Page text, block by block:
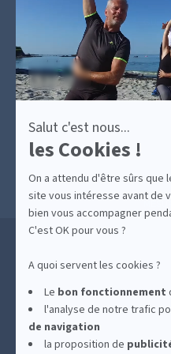
plus
sur
Axeptio
Salut c'est nous...
les Cookies !
On a attendu d'être sûrs que
site vous intéresse avant de
bien vous accompagner
C'est OK pour vous ?
A quoi servent les cookies ?
Le bon fonctionnement
l'analyse de notre trafic
de navigation
la proposition de